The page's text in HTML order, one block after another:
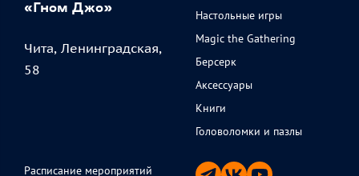
«Гном Джо»
Чита, Ленинградская,
58
Настольные игры
Magic the Gathering
Берсерк
Аксессуары
Книги
Головоломки и пазлы
Расписание мероприятий